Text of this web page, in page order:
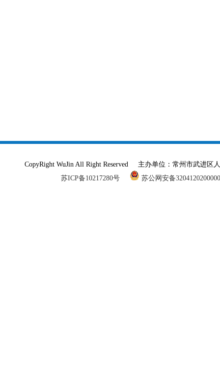
CopyRight WuJin All Right Reserved 主办单位：常州市武进
苏ICP备10217280号
苏公网安备